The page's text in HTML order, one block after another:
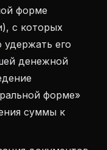
форме
с которых
его
денежной
форме»
суммы к